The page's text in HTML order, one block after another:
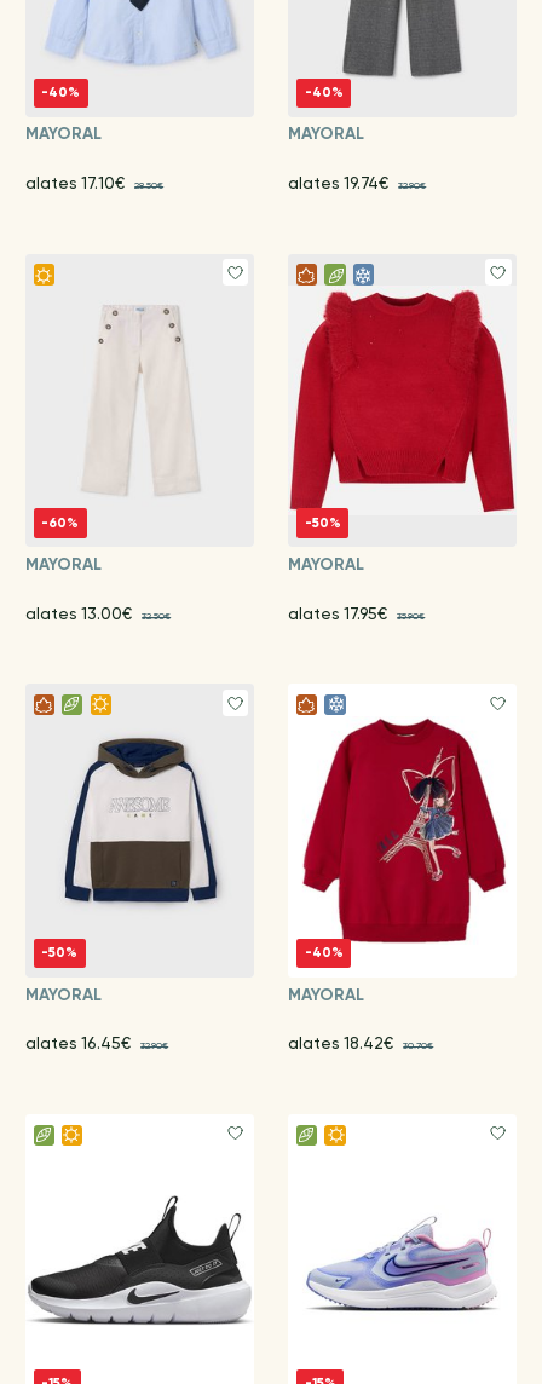
-40%
MAYORAL
alates 17.10€ 28.50€
-40%
MAYORAL
alates 19.74€ 32.90€
-60%
MAYORAL
alates 13.00€ 32.50€
-50%
MAYORAL
alates 17.95€ 35.90€
-50%
MAYORAL
alates 16.45€ 32.90€
-40%
MAYORAL
alates 18.42€ 30.70€